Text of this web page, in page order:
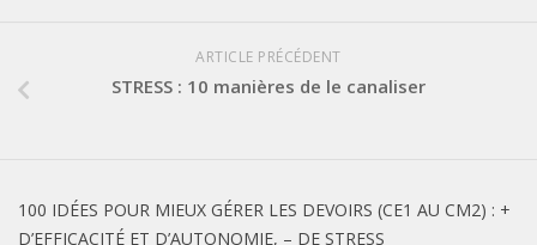
ARTICLE PRÉCÉDENT
STRESS : 10 manières de le canaliser
100 IDÉES POUR MIEUX GÉRER LES DEVOIRS (CE1 AU CM2) : +
D’EFFICACITÉ ET D’AUTONOMIE, – DE STRESS